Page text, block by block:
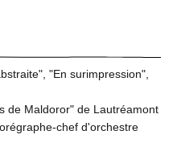
"En surimpression",
de Maldoror" de Lautréamont
chef d'orchestre